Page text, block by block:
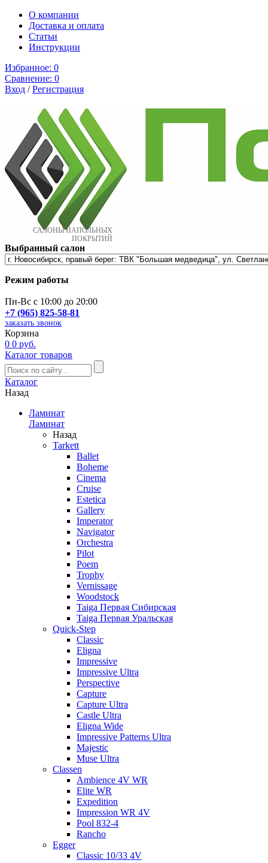
О компании
Доставка и оплата
Cтатьи
Инструкции
Избранное: 0
Сравнение: 0
Вход /Регистрация
САЛОНЫ НАПОЛЬНЫХ
ПОКРЫТИЙ
Выбранный салон
Режим работы
Пн-Вс с 10:00 до 20:00
+7 (965) 825-58-81
заказать звонок
Корзина
0 0 руб.
Каталог товаров
Каталог
Назад
Ламинат
Ламинат
Назад
Tarkett
Ballet
Boheme
Cinema
Cruise
Estetica
Gallery
Imperator
Navigator
Orchestra
Pilot
Poem
Trophy
Vernissage
Woodstock
Taiga Первая Сибирская
Taiga Первая Уральская
Quick-Step
Classic
Eligna
Impressive
Impressive Ultra
Perspective
Capture
Capture Ultra
Castle Ultra
Eligna Wide
Impressive Patterns Ultra
Majestic
Muse Ultra
Classen
Ambience 4V WR
Elite WR
Expedition
Impression WR 4V
Pool 832-4
Rancho
Egger
Classic 10/33 4V